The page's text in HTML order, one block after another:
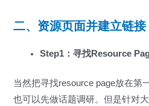
二、资源页面并建立链接
Step1：寻找Resource
当然把寻找resource page放在第
也可以先做话题调研。但是针对